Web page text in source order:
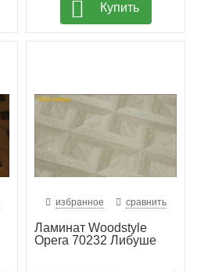
Купить
избранное сравнить
Ламинат Woodstyle
Opera 70232 Либуше